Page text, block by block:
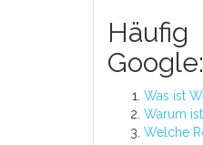
Was ist
Warum
Welche